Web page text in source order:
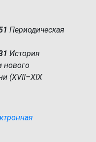
Периодическая
История
нового
(XVII–XIX